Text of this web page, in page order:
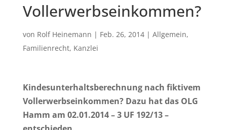
Vollerwerbseinkommen?
von Rolf Heinemann | Feb. 26, 2014| Allgemein,
Familienrecht, Kanzlei
Kindesunterhaltsberechnung nach fiktivem
Vollerwerbseinkommen? Dazu hat das OLG
Hamm am 02.01.2014 – 3 UF 192/13 –